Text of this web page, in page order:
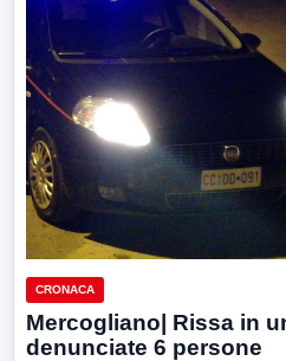
CRONACA
Mercogliano| Rissa in
denunciate 6 persone